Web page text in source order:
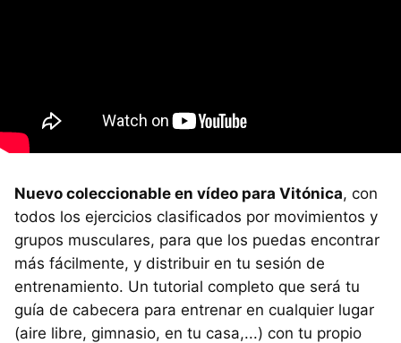
Nuevo coleccionable en vídeo para Vitónica, con
todos los ejercicios clasificados por movimientos y
grupos musculares, para que los puedas encontrar
más fácilmente, y distribuir en tu sesión de
entrenamiento. Un tutorial completo que será tu
guía de cabecera para entrenar en cualquier lugar
(aire libre, gimnasio, en tu casa,...) con tu propio